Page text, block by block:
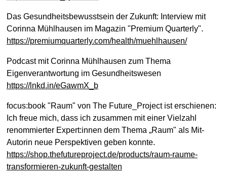
Das Gesundheitsbewusstsein der Zukunft: Interview mit
Corinna Mühlhausen im Magazin "Premium Quarterly".
https://premiumquarterly.com/health/muehlhausen/
Podcast mit Corinna Mühlhausen zum Thema
Eigenverantwortung im Gesundheitswesen
https://lnkd.in/eGawmX_b
focus:book "Raum" von The Future_Project ist erschienen:
Ich freue mich, dass ich zusammen mit einer Vielzahl
renommierter Expert:innen dem Thema „Raum" als Mit-
Autorin neue Perspektiven geben konnte.
https://shop.thefutureproject.de/products/raum-raume-
transformieren-zukunft-gestalten